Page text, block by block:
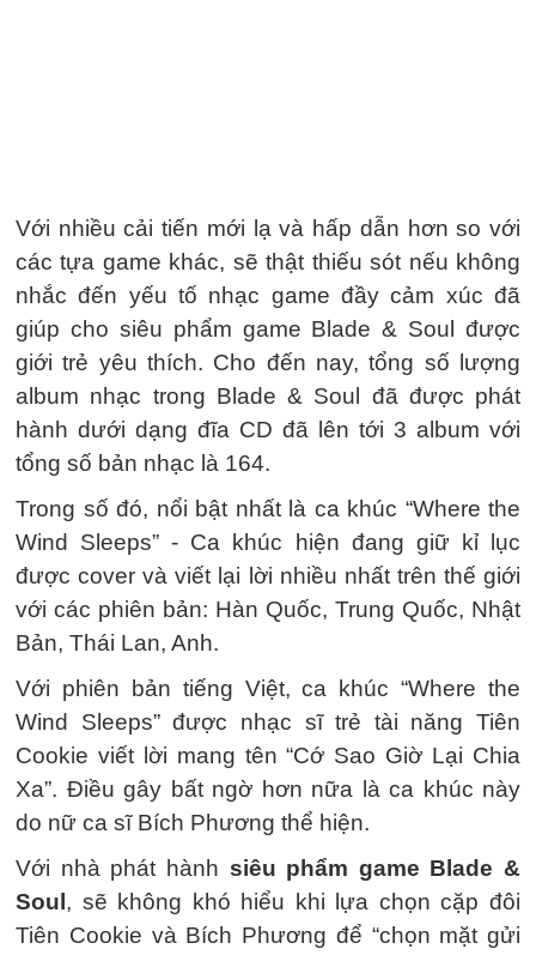
Với nhiều cải tiến mới lạ và hấp dẫn hơn so với
các tựa game khác, sẽ thật thiếu sót nếu không
nhắc đến yếu tố nhạc game đầy cảm xúc đã
giúp cho siêu phẩm game Blade & Soul được
giới trẻ yêu thích. Cho đến nay, tổng số lượng
album nhạc trong Blade & Soul đã được phát
hành dưới dạng đĩa CD đã lên tới 3 album với
tổng số bản nhạc là 164.
Trong số đó, nổi bật nhất là ca khúc “Where the
Wind Sleeps” - Ca khúc hiện đang giữ kỉ lục
được cover và viết lại lời nhiều nhất trên thế giới
với các phiên bản: Hàn Quốc, Trung Quốc, Nhật
Bản, Thái Lan, Anh.
Với phiên bản tiếng Việt, ca khúc “Where the
Wind Sleeps” được nhạc sĩ trẻ tài năng Tiên
Cookie viết lời mang tên “Cớ Sao Giờ Lại Chia
Xa”. Điều gây bất ngờ hơn nữa là ca khúc này
do nữ ca sĩ Bích Phương thể hiện.
Với nhà phát hành siêu phẩm game Blade &
Soul , sẽ không khó hiểu khi lựa chọn cặp đôi
Tiên Cookie và Bích Phương để “chọn mặt gửi